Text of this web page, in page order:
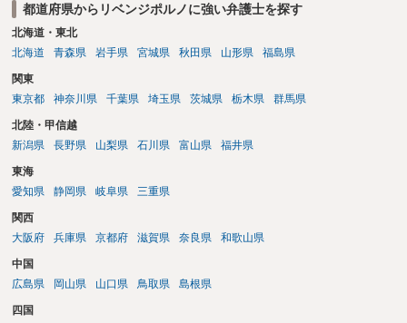
都道府県からリベンジポルノに強い弁護士を探す
北海道・東北
北海道
青森県 岩手県 宮城県 秋田県 山形県 福島県
関東
東京都
神奈川県 千葉県 埼玉県 茨城県 栃木県 群馬県
北陸・甲信越
新潟県
長野県 山梨県 石川県 富山県 福井県
東海
愛知県
静岡県 岐阜県 三重県
関西
大阪府
兵庫県 京都府 滋賀県 奈良県 和歌山県
中国
広島県
岡山県 山口県 鳥取県 島根県
四国